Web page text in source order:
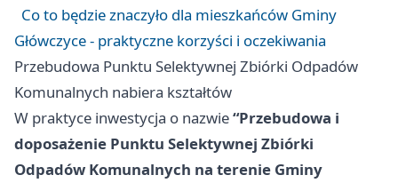
Co to będzie znaczyło dla mieszkańców Gminy
Główczyce - praktyczne korzyści i oczekiwania
Przebudowa Punktu Selektywnej Zbiórki Odpadów
Komunalnych nabiera kształtów
W praktyce inwestycja o nazwie“Przebudowa i
doposażenie Punktu Selektywnej Zbiórki
Odpadów Komunalnych na terenie Gminy